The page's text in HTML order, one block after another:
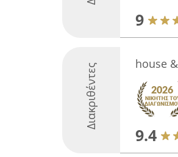
9
Διακριθέντες house
9.4